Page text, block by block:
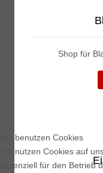
Shop für
Wir benutzen Cookies
Wir nutzen Cookies auf
essenziell für den Betrieb